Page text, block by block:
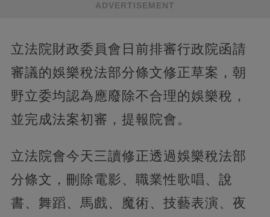
ADVERTISEMENT
立法院財政委員會日前排審行政院函請
審議的娛樂稅法部分條文修正草案，朝
野立委均認為應廢除不合理的娛樂稅，
並完成法案初審，提報院會。
立法院會今天三讀修正透過娛樂稅法部
分條文，刪除電影、職業性歌唱、說
書、舞蹈、馬戲、魔術、技藝表演、夜